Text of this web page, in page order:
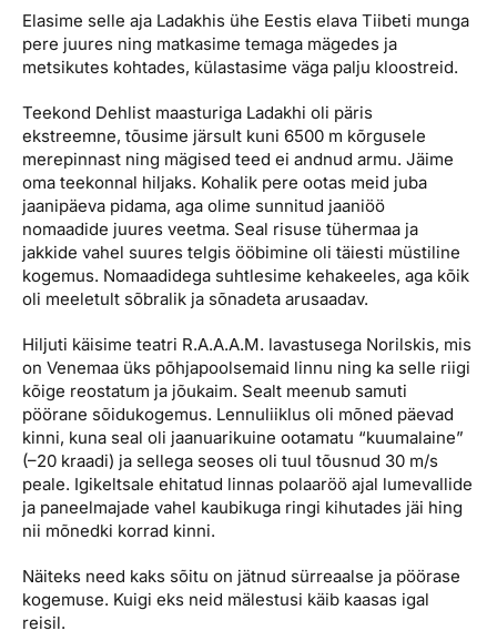
Elasime selle aja Ladakhis ühe Eestis elava Tiibeti munga
pere juures ning matkasime temaga mägedes ja
metsikutes kohtades, külastasime väga palju kloostreid.
Teekond Dehlist maasturiga Ladakhi oli päris
ekstreemne, tõusime järsult kuni 6500 m kõrgusele
merepinnast ning mägised teed ei andnud armu. Jäime
oma teekonnal hiljaks. Kohalik pere ootas meid juba
jaanipäeva pidama, aga olime sunnitud jaaniöö
nomaadide juures veetma. Seal risuse tühermaa ja
jakkide vahel suures telgis ööbimine oli täiesti müstiline
kogemus. Nomaadidega suhtlesime kehakeeles, aga kõik
oli meeletult sõbralik ja sõnadeta arusaadav.
Hiljuti käisime teatri R.A.A.A.M. lavastusega Norilskis, mis
on Venemaa üks põhjapoolsemaid linnu ning ka selle riigi
kõige reostatum ja jõukaim. Sealt meenub samuti
pöörane sõidukogemus. Lennuliiklus oli mõned päevad
kinni, kuna seal oli jaanuarikuine ootamatu “kuumalaine”
(–20 kraadi) ja sellega seoses oli tuul tõusnud 30 m/s
peale. Igikeltsale ehitatud linnas polaaröö ajal lumevallide
ja paneelmajade vahel kaubikuga ringi kihutades jäi hing
nii mõnedki korrad kinni.
Näiteks need kaks sõitu on jätnud sürreaalse ja pöörase
kogemuse. Kuigi eks neid mälestusi käib kaasas igal
reisil.